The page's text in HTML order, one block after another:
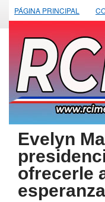
PÁGINA PRINCIPAL
Evelyn
ofrecerle